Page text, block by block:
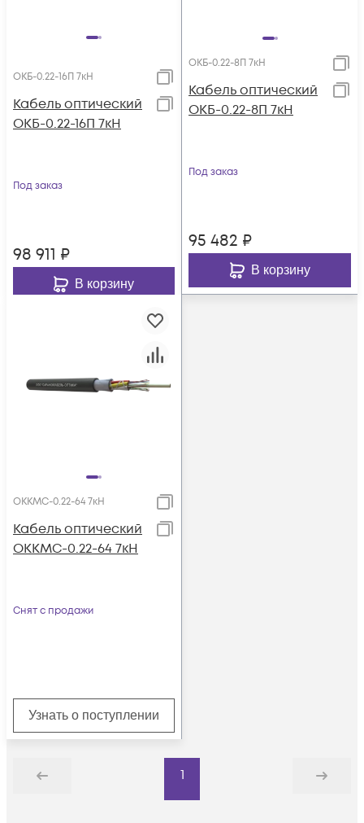
ОКБ-0.22-16П 7кН
Кабель оптический
ОКБ-0.22-16П 7кН
Под заказ
98 911 ₽
В корзину
ОКБ-0.22-8П 7кН
Кабель оптический
ОКБ-0.22-8П 7кН
Под заказ
95 482 ₽
В корзину
ОККМС-0.22-64 7кН
Кабель оптический
ОККМС-0.22-64 7кН
Снят с продажи
Узнать о поступлении
Назад
1
Дальше